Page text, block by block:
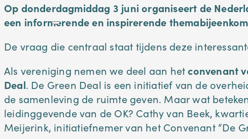
Op donderdagmiddag 3 juni organiseert de
een informerende en inspirerende
De vraag die centraal staat tijdens deze
Als vereniging nemen we deel aan hetconvenant
Deal. De Green Deal is een initiatief van de
de samenleving de ruimte geven. Maar wat
leidinggevende van de OK? Cathy van Beek,
Meijerink, initiatiefnemer van het Convenant “De